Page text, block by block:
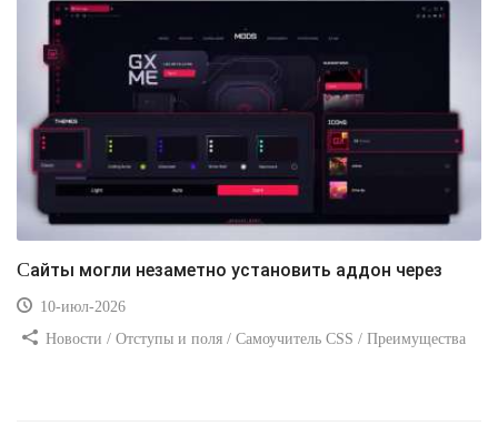
Сайты могли незаметно установить аддон через
10-июл-2026
Новости / Отступы и поля / Самоучитель CSS / Преимущества